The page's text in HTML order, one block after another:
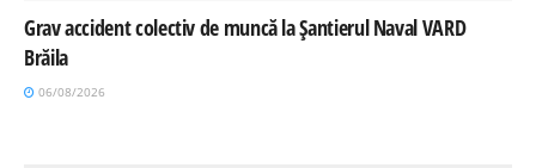
Grav accident colectiv de muncă la Șantierul Naval VARD
Brăila
06/08/2026